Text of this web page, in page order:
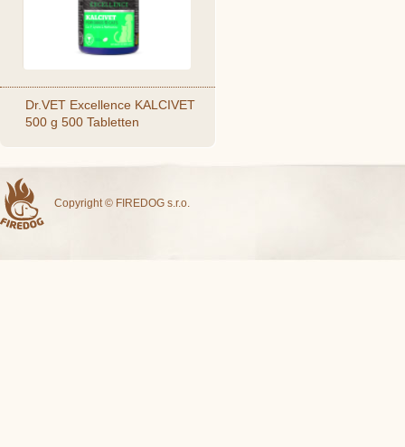
Dr.VET Excellence KALCIVET
500 g 500 Tabletten
Copyright © FIREDOG s.r.o.